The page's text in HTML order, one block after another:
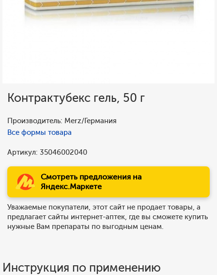
Контрактубекс гель, 50 г
Производитель: Merz/Германия
Все формы товара
Артикул: 35046002040
Смотреть предложения на
Яндекс.Маркете
Уважаемые покупатели, этот сайт не продает товары, а
предлагает сайты интернет-аптек, где вы сможете купить
нужные Вам препараты по выгодным ценам.
Инструкция по применению